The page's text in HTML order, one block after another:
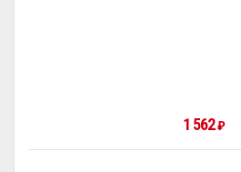
1 562₽